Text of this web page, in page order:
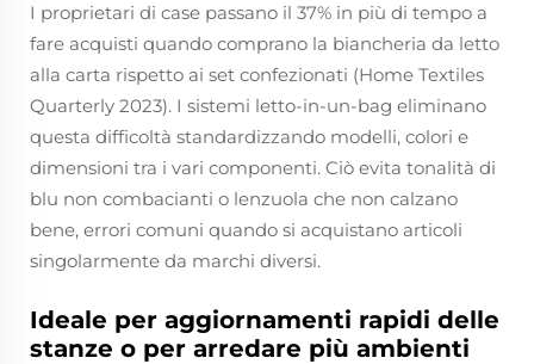
I proprietari di case passano il 37% in più di tempo a
fare acquisti quando comprano la biancheria da letto
alla carta rispetto ai set confezionati (Home Textiles
Quarterly 2023). I sistemi letto-in-un-bag eliminano
questa difficoltà standardizzando modelli, colori e
dimensioni tra i vari componenti. Ciò evita tonalità di
blu non combacianti o lenzuola che non calzano
bene, errori comuni quando si acquistano articoli
singolarmente da marchi diversi.
Ideale per aggiornamenti rapidi delle
stanze o per arredare più ambienti